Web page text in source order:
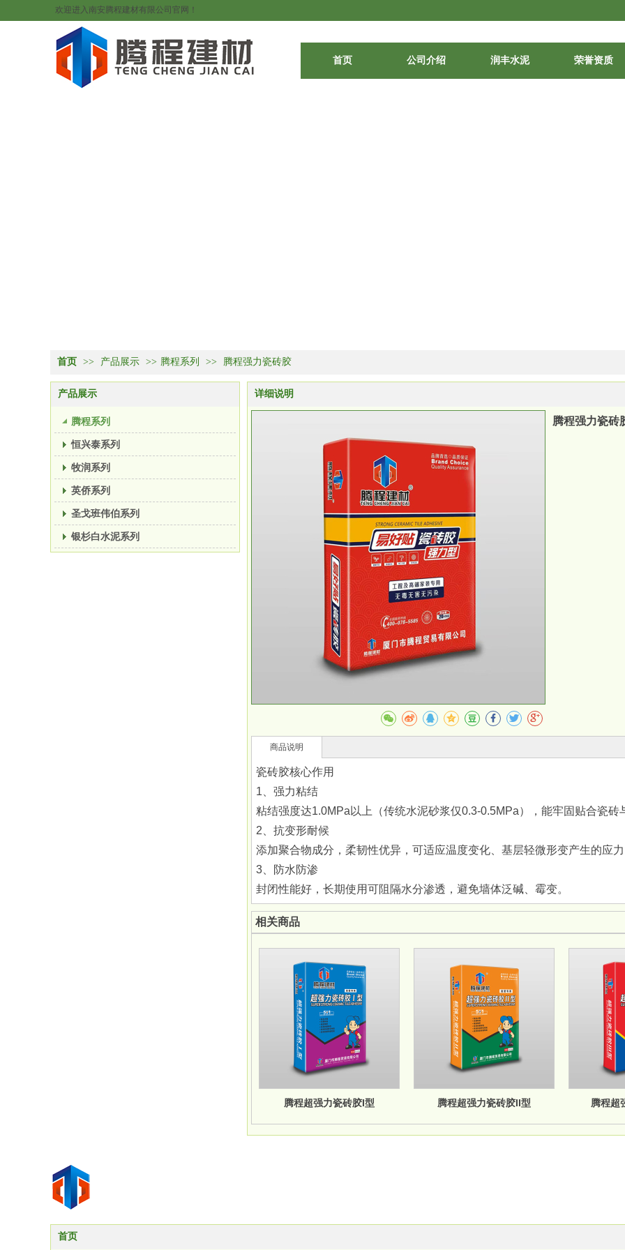
欢迎进入南安腾程建材有限公司官网！
首页 公司介绍 润丰水泥 荣誉资质
首页 >> 产品展示 >> 腾程系列 >> 腾程强力瓷砖胶
产品展示
腾程系列
恒兴泰系列
牧润系列
英侨系列
圣戈班伟伯系列
银杉白水泥系列
详细说明
腾程强力瓷砖
商品说明
瓷砖胶核心作用‌
1、‌强力粘结‌
粘结强度达1.0MPa以上（传统水泥砂浆仅0.3-0.5MPa），能牢固贴合瓷
2、‌抗变形耐候‌
添加聚合物成分，柔韧性优异，可适应温度变化、基层轻微形变产生的应
3、‌防水防渗‌
封闭性能好，长期使用可阻隔水分渗透，避免墙体泛碱、霉变。
相关商品
腾程超强力瓷砖胶I型 腾程超强力瓷砖胶II型 腾程超
首页